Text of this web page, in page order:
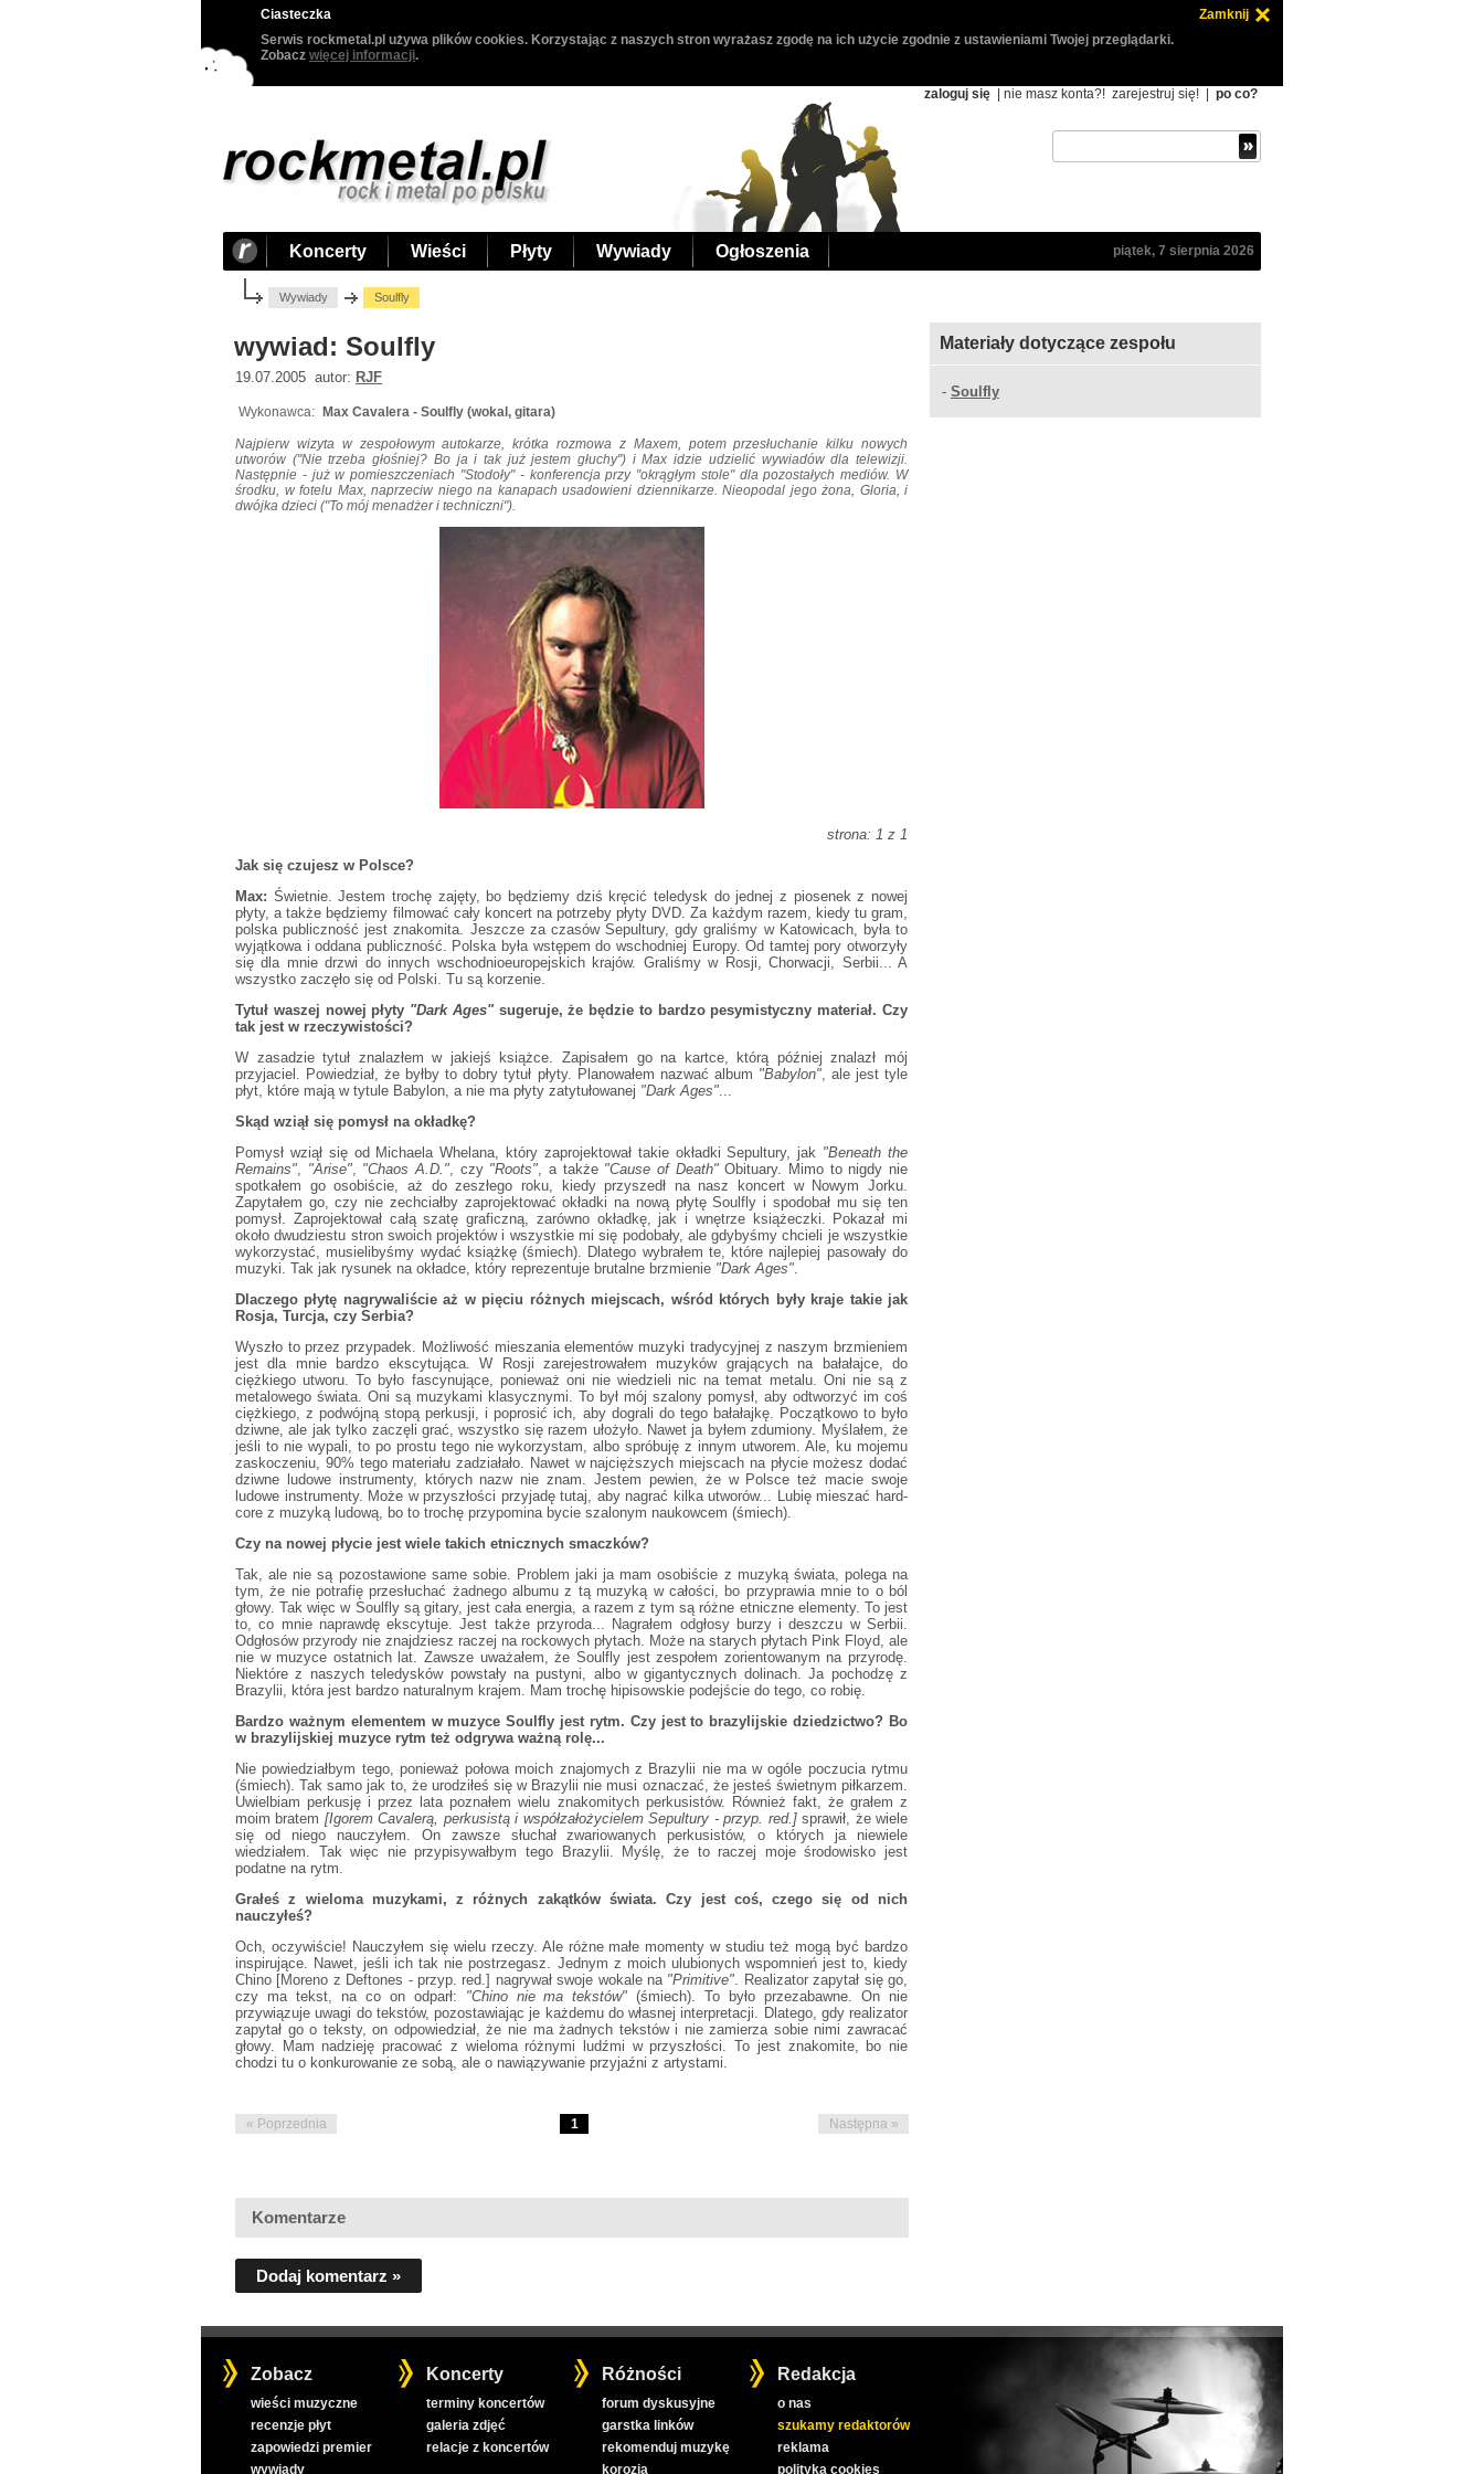
Ciasteczka
Zamknij
Serwis rockmetal.pl używa plików cookies. Korzystając z naszych stron wyrażasz zgodę na ich użycie zgodnie z ustawieniami Twojej przeglądarki.
Zobacz więcej informacji.
zaloguj się | nie masz konta?! zarejestruj się! po co?
Koncerty Wieści Płyty Wywiady Ogłoszenia piątek, 7 sierpnia 2026
Wywiady Soulfly
wywiad: Soulfly
19.07.2005 autor: RJF
Wykonawca: Max Cavalera - Soulfly (wokal, gitara)
Najpierw wizyta w zespołowym autokarze, krótka rozmowa z Maxem, potem przesłuchanie kilku nowych
utworów ("Nie trzeba głośniej? Bo ja i tak już jestem głuchy") i Max idzie udzielić wywiadów dla telewizji.
Następnie - już w pomieszczeniach "Stodoły" - konferencja przy "okrągłym stole" dla pozostałych mediów. W
środku, w fotelu Max, naprzeciw niego na kanapach usadowieni dziennikarze. Nieopodal jego żona, Gloria, i
dwójka dzieci ("To mój menadżer i techniczni").
strona: 1 z 1
Jak się czujesz w Polsce?
Max: Świetnie. Jestem trochę zajęty, bo będziemy dziś kręcić teledysk do jednej z piosenek z nowej
płyty, a także będziemy filmować cały koncert na potrzeby płyty DVD. Za każdym razem, kiedy tu gram,
polska publiczność jest znakomita. Jeszcze za czasów Sepultury, gdy graliśmy w Katowicach, była to
wyjątkowa i oddana publiczność. Polska była wstępem do wschodniej Europy. Od tamtej pory otworzyły
się dla mnie drzwi do innych wschodnioeuropejskich krajów. Graliśmy w Rosji, Chorwacji, Serbii... A
wszystko zaczęło się od Polski. Tu są korzenie.
Tytuł waszej nowej płyty "Dark Ages"sugeruje, że będzie to bardzo pesymistyczny materiał. Czy
tak jest w rzeczywistości?
W zasadzie tytuł znalazłem w jakiejś książce. Zapisałem go na kartce, którą później znalazł mój
przyjaciel. Powiedział, że byłby to dobry tytuł płyty. Planowałem nazwać album "Babylon", ale jest tyle
płyt, które mają w tytule Babylon, a nie ma płyty zatytułowanej "Dark Ages"
Skąd wziął się pomysł na okładkę?
Pomysł wziął się od Michaela Whelana, który zaprojektował takie okładki Sepultury, jak "Beneath the
Remains"
"Arise", "Chaos A.D." , czy "Roots" , a także "Cause of Death"Obituary. Mimo to nigdy nie
spotkałem go osobiście, aż do zeszłego roku, kiedy przyszedł na nasz koncert w Nowym Jorku.
Zapytałem go, czy nie zechciałby zaprojektować okładki na nową płytę Soulfly i spodobał mu się ten
pomysł. Zaprojektował całą szatę graficzną, zarówno okładkę, jak i wnętrze książeczki. Pokazał mi
około dwudziestu stron swoich projektów i wszystkie mi się podobały, ale gdybyśmy chcieli je wszystkie
wykorzystać, musielibyśmy wydać książkę (śmiech). Dlatego wybrałem te, które najlepiej pasowały do
muzyki. Tak jak rysunek na okładce, który reprezentuje brutalne brzmienie "Dark Ages"
Dlaczego płytę nagrywaliście aż w pięciu różnych miejscach, wśród których były kraje takie jak
Rosja, Turcja, czy Serbia?
Wyszło to przez przypadek. Możliwość mieszania elementów muzyki tradycyjnej z naszym brzmieniem
jest dla mnie bardzo ekscytująca. W Rosji zarejestrowałem muzyków grających na bałałajce, do
ciężkiego utworu. To było fascynujące, ponieważ oni nie wiedzieli nic na temat metalu. Oni nie są z
metalowego świata. Oni są muzykami klasycznymi. To był mój szalony pomysł, aby odtworzyć im coś
ciężkiego, z podwójną stopą perkusji, i poprosić ich, aby dograli do tego bałałajkę. Początkowo to było
dziwne, ale jak tylko zaczęli grać, wszystko się razem ułożyło. Nawet ja byłem zdumiony. Myślałem, że
jeśli to nie wypali, to po prostu tego nie wykorzystam, albo spróbuję z innym utworem. Ale, ku mojemu
zaskoczeniu, 90% tego materiału zadziałało. Nawet w najcięższych miejscach na płycie możesz dodać
dziwne ludowe instrumenty, których nazw nie znam. Jestem pewien, że w Polsce też macie swoje
ludowe instrumenty. Może w przyszłości przyjadę tutaj, aby nagrać kilka utworów... Lubię mieszać hard-
core z muzyką ludową, bo to trochę przypomina bycie szalonym naukowcem (śmiech).
Czy na nowej płycie jest wiele takich etnicznych smaczków?
Tak, ale nie są pozostawione same sobie. Problem jaki ja mam osobiście z muzyką świata, polega na
tym, że nie potrafię przesłuchać żadnego albumu z tą muzyką w całości, bo przyprawia mnie to o ból
głowy. Tak więc w Soulfly są gitary, jest cała energia, a razem z tym są różne etniczne elementy. To jest
to, co mnie naprawdę ekscytuje. Jest także przyroda... Nagrałem odgłosy burzy i deszczu w Serbii.
Odgłosów przyrody nie znajdziesz raczej na rockowych płytach. Może na starych płytach Pink Floyd, ale
nie w muzyce ostatnich lat. Zawsze uważałem, że Soulfly jest zespołem zorientowanym na przyrodę.
Niektóre z naszych teledysków powstały na pustyni, albo w gigantycznych dolinach. Ja pochodzę z
Brazylii, która jest bardzo naturalnym krajem. Mam trochę hipisowskie podejście do tego, co robię.
Bardzo ważnym elementem w muzyce Soulfly jest rytm. Czy jest to brazylijskie dziedzictwo? Bo
w brazylijskiej muzyce rytm też odgrywa ważną rolę...
Nie powiedziałbym tego, ponieważ połowa moich znajomych z Brazylii nie ma w ogóle poczucia rytmu
(śmiech). Tak samo jak to, że urodziłeś się w Brazylii nie musi oznaczać, że jesteś świetnym piłkarzem.
Uwielbiam perkusję i przez lata poznałem wielu znakomitych perkusistów. Również fakt, że grałem z
moim bratem [Igorem Cavalerą, perkusistą i współzałożycielem Sepultury - przyp. red.]sprawił, że wiele
się od niego nauczyłem. On zawsze słuchał zwariowanych perkusistów, o których ja niewiele
wiedziałem. Tak więc nie przypisywałbym tego Brazylii. Myślę, że to raczej moje środowisko jest
podatne na rytm.
Grałeś z wieloma muzykami, z różnych zakątków świata. Czy jest coś, czego się od nich
nauczyłeś?
Och, oczywiście! Nauczyłem się wielu rzeczy. Ale różne małe momenty w studiu też mogą być bardzo
inspirujące. Nawet, jeśli ich tak nie postrzegasz. Jednym z moich ulubionych wspomnień jest to, kiedy
Chino [Moreno z Deftones - przyp. red.] nagrywał swoje wokale na "Primitive" . Realizator zapytał się go,
czy ma tekst, na co on odparł: "Chino nie ma tekstów" (śmiech). To było przezabawne. On nie
przywiązuje uwagi do tekstów, pozostawiając je każdemu do własnej interpretacji. Dlatego, gdy realizator
zapytał go o teksty, on odpowiedział, że nie ma żadnych tekstów i nie zamierza sobie nimi zawracać
głowy. Mam nadzieję pracować z wieloma różnymi ludźmi w przyszłości. To jest znakomite, bo nie
chodzi tu o konkurowanie ze sobą, ale o nawiązywanie przyjaźni z artystami.
« Poprzednia 1 Następna »
Komentarze
Dodaj komentarz »
Materiały dotyczące zespołu
- Soulfly
Zobacz
wieści muzyczne
recenzje płyt
zapowiedzi premier
wywiady
Koncerty
terminy koncertów
galeria zdjęć
relacje z koncertów
Różności
forum dyskusyjne
garstka linków
rekomenduj muzykę
korozja
Redakcja
o nas
szukamy redaktorów
reklama
polityka cookies